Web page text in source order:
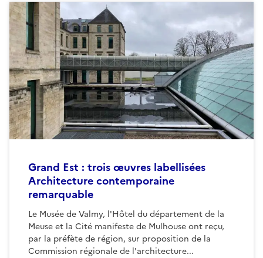
Grand Est : trois œuvres labellisées
Architecture contemporaine
remarquable
Le Musée de Valmy, l'Hôtel du département de la
Meuse et la Cité manifeste de Mulhouse ont reçu,
par la préfète de région, sur proposition de la
Commission régionale de l'architecture...